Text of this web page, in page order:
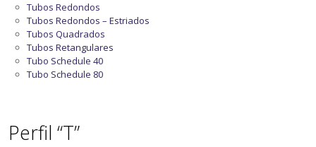
Tubos Redondos
Tubos Redondos – Estriados
Tubos Quadrados
Tubos Retangulares
Tubo Schedule 40
Tubo Schedule 80
Perfil “T”